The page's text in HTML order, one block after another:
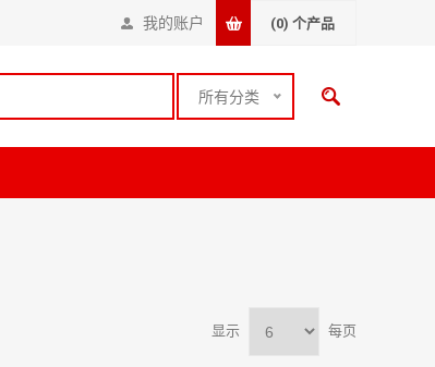
我的账户 (0) 个产品
所有分类
显示 每页